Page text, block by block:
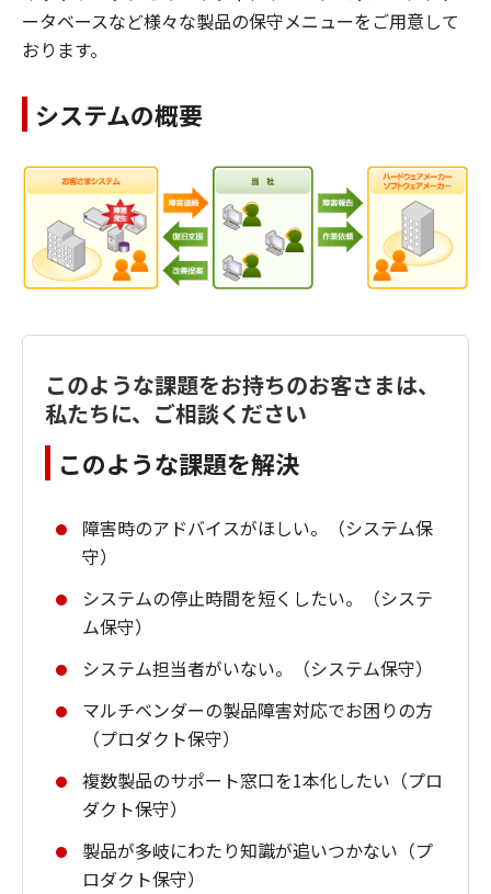
ータベースなど様々な製品の保守メニューをご用意して
おります。
システムの概要
このような課題をお持ちのお客さまは、
私たちに、ご相談ください
このような課題を解決
障害時のアドバイスがほしい。（システム保
守）
システムの停止時間を短くしたい。（システ
ム保守）
システム担当者がいない。（システム保守）
マルチベンダーの製品障害対応でお困りの方
（プロダクト保守）
複数製品のサポート窓口を1本化したい（プロ
ダクト保守）
製品が多岐にわたり知識が追いつかない（プ
ロダクト保守）